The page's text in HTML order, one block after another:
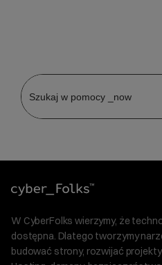
W CyberFolks wierzymy, że
dostępna. Dlatego tworzymy
budować strony, rozwijać